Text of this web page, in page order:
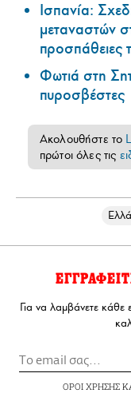
Ισπανία:
μεταναστών
προσπάθειες
Φωτιά στη
πυροσβέστες
Ακολουθήστε το
πρώτοι όλες τις
Για να λαμβάνετε
ΟΡΟΙ ΧΡΗΣΗΣ